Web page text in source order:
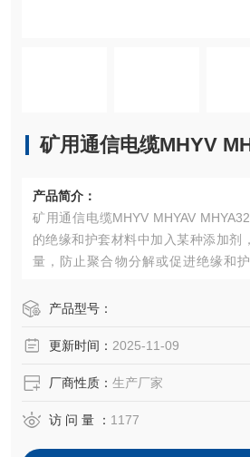
矿用通信电缆MHYV
产品简介：
矿用通信电缆MHYV MHYAV
的绝缘和护套材料中加入某种添加剂
量，防止聚合物分解或促进绝缘和
缘和护套层被火燃蚀后，*缠包在导体
产品型号：
更新时间： 2025-11-09
厂商性质： 生产厂家
访 问 量 ： 1177